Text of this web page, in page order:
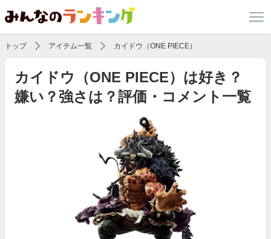
トップ アイテム一覧 カイドウ（ONE PIECE）
カイドウ（ONE PIECE）は好き？
嫌い？強さは？評価・コメント一覧